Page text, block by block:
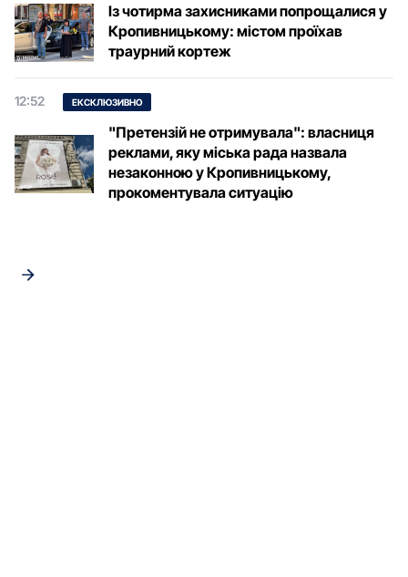
Із чотирма захисниками попрощалися у
Кропивницькому: містом проїхав
траурний кортеж
12:52 ЕКСКЛЮЗИВНО
"Претензій не отримувала": власниця
реклами, яку міська рада назвала
незаконною у Кропивницькому,
прокоментувала ситуацію